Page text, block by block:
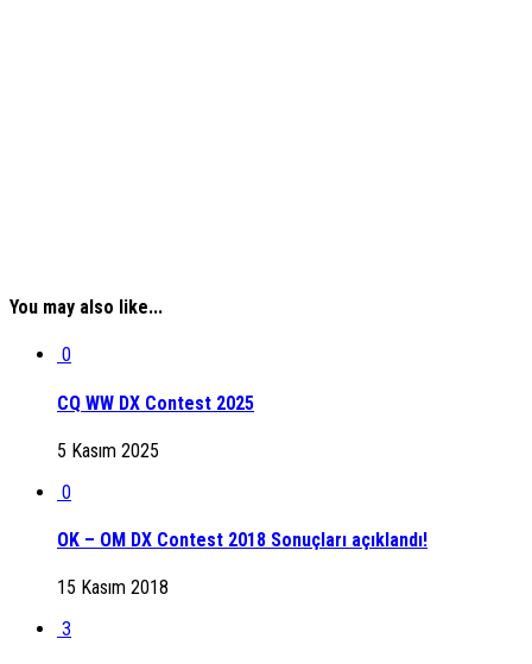
You may also like...
0
CQ WW DX Contest 2025
5 Kasım 2025
0
OK – OM DX Contest 2018 Sonuçları açıklandı!
15 Kasım 2018
3